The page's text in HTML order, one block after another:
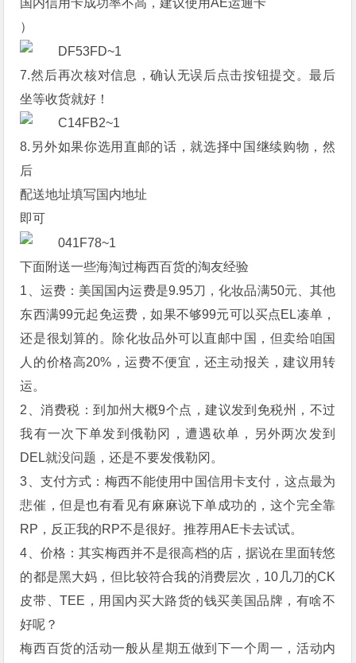
）
7.然后再次核对信息，确认无误后点击按钮提交。最后
坐等收货就好！
8.另外如果你选用直邮的话，就选择中国继续购物，然
后
配送地址填写国内地址
即可
下面附送一些海淘过梅西百货的淘友经验
1、运费：美国国内运费是9.95刀，化妆品满50元、其他
东西满99元起免运费，如果不够99元可以买点EL凑单，
还是很划算的。除化妆品外可以直邮中国，但卖给咱国
人的价格高20%，运费不便宜，还主动报关，建议用转
运。
2、消费税：到加州大概9个点，建议发到免税州，不过
我有一次下单发到俄勒冈，遭遇砍单，另外两次发到
DEL就没问题，还是不要发俄勒冈。
3、支付方式：梅西不能使用中国信用卡支付，这点最为
悲催，但是也有看见有麻麻说下单成功的，这个完全靠
RP，反正我的RP不是很好。推荐用AE卡去试试。
4、价格：其实梅西并不是很高档的店，据说在里面转悠
的都是黑大妈，但比较符合我的消费层次，10几刀的CK
皮带、TEE，用国内买大路货的钱买美国品牌，有啥不
好呢？
梅西百货的活动一般从星期五做到下一个周一，活动内